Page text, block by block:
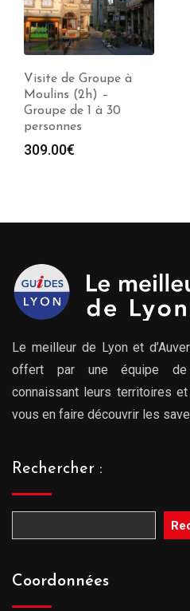
Visite de Groupe à
Moulins (2h) –
Groupe de 1 à 30
personnes
309.00€
Le meilleur de Lyon et
offert par une équipe de
connaissant leurs territoires
vous en faire découvrir les
Rechercher :
Coordonnées